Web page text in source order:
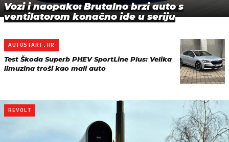
Vozi i naopako: Brutalno brzi auto s
ventilatorom konačno ide u seriju
AUTOSTART.HR
Test Škoda Superb PHEV SportLine Plus: Velika
limuzina troši kao mali auto
REVOLT